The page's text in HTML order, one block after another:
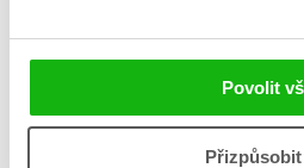
Povolit
Přizpůsobit